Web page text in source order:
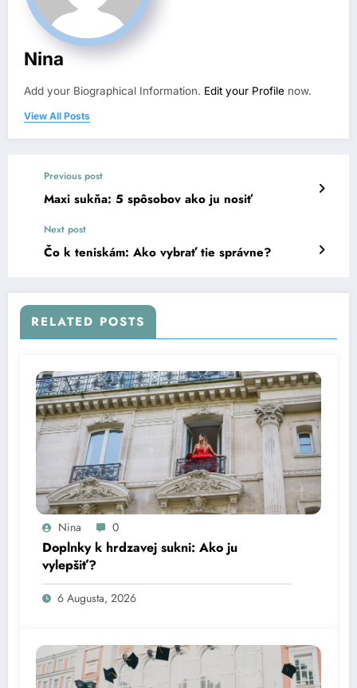
Nina
Add your Biographical Information. Edit your Profile now.
View All Posts
Previous post
Maxi sukňa: 5 spôsobov ako ju nosiť
Next post
Čo k teniskám: Ako vybrať tie správne?
RELATED POSTS
Nina 0
Doplnky k hrdzavej sukni: Ako ju
vylepšiť?
6 Augusta, 2026